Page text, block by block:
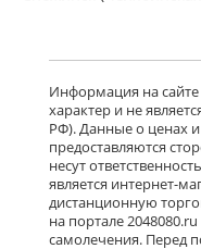
Информация на
характер и не
РФ). Данные о ценах и
предоставляются
несут
является интернет-
дистанционную
на портале
самолечения. Перед